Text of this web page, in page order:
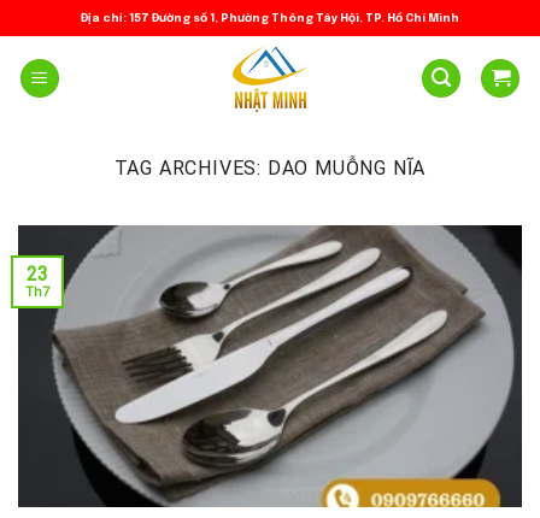
to
content
Địa chỉ: 157 Đường số 1, Phường Thông Tây Hội, TP. Hồ Chí Minh
TAG ARCHIVES: DAO MUỖNG NĨA
23
Th7